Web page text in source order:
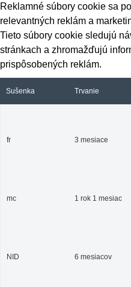
Reklamné súbory cookie sa
relevantných reklám a
Tieto súbory cookie sledujú
stránkach a zhromažďujú
prispôsobených reklám.
Sušenka Trvanie
fr 3 mesiace
mc 1 rok 1 mesiac
NID 6 mesiacov